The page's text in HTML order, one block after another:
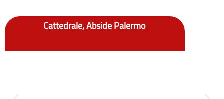
Cattedrale, Abside Palermo